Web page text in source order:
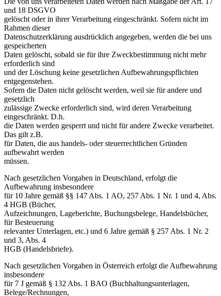
und 18 DSGVO
gelöscht oder in ihrer Verarbeitung eingeschränkt. Sofern nicht im
Rahmen dieser
Datenschutzerklärung ausdrücklich angegeben, werden die bei uns
gespeicherten
Daten gelöscht, sobald sie für ihre Zweckbestimmung nicht mehr
erforderlich sind
und der Löschung keine gesetzlichen Aufbewahrungspflichten
entgegenstehen.
Sofern die Daten nicht gelöscht werden, weil sie für andere und
gesetzlich
zulässige Zwecke erforderlich sind, wird deren Verarbeitung
eingeschränkt. D.h.
die Daten werden gesperrt und nicht für andere Zwecke verarbeitet.
Das gilt z.B.
für Daten, die aus handels- oder steuerrechtlichen Gründen
aufbewahrt werden
müssen.
Nach gesetzlichen Vorgaben in Deutschland, erfolgt die
Aufbewahrung insbesondere
für 10 Jahre gemäß §§ 147 Abs. 1 AO, 257 Abs. 1 Nr. 1 und 4, Abs.
4 HGB (Bücher,
Aufzeichnungen, Lageberichte, Buchungsbelege, Handelsbücher,
für Besteuerung
relevanter Unterlagen, etc.) und 6 Jahre gemäß § 257 Abs. 1 Nr. 2
und 3, Abs. 4
HGB (Handelsbriefe).
Nach gesetzlichen Vorgaben in Österreich erfolgt die Aufbewahrung
insbesondere
für 7 J gemäß § 132 Abs. 1 BAO (Buchhaltungsunterlagen,
Belege/Rechnungen,